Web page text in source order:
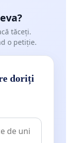
tăceți.
o petiție.
doriți